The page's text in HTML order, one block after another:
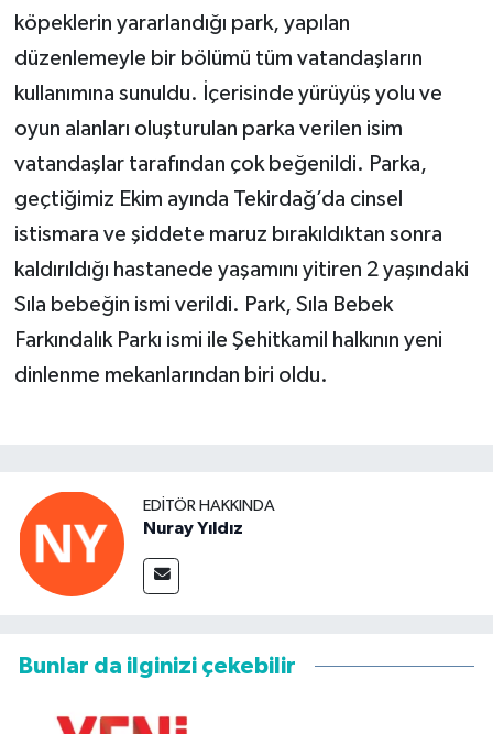
köpeklerin yararlandığı park, yapılan
düzenlemeyle bir bölümü tüm vatandaşların
kullanımına sunuldu. İçerisinde yürüyüş yolu ve
oyun alanları oluşturulan parka verilen isim
vatandaşlar tarafından çok beğenildi. Parka,
geçtiğimiz Ekim ayında Tekirdağ’da cinsel
istismara ve şiddete maruz bırakıldıktan sonra
kaldırıldığı hastanede yaşamını yitiren 2 yaşındaki
Sıla bebeğin ismi verildi. Park, Sıla Bebek
Farkındalık Parkı ismi ile Şehitkamil halkının yeni
dinlenme mekanlarından biri oldu.
EDITÖR HAKKINDA
Nuray Yıldız
Bunlar da ilginizi çekebilir